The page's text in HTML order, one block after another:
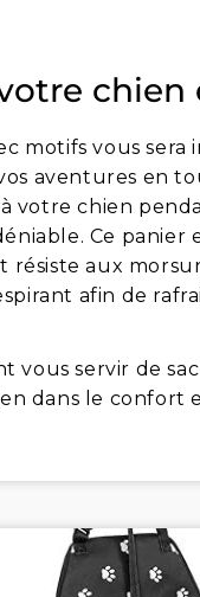
chien
motifs vous sera
aventures en
votre chien
Ce panier
résiste aux
afin de
vous servir de
dans le confort